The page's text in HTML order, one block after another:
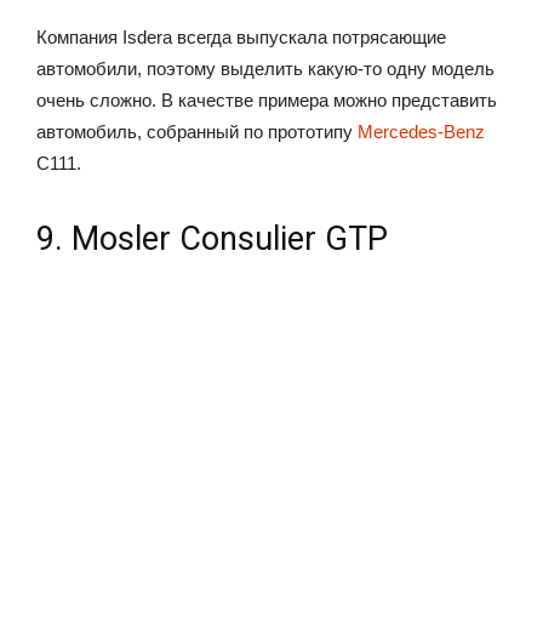
Компания Isdera всегда выпускала потрясающие
автомобили, поэтому выделить какую-то одну модель
очень сложно. В качестве примера можно представить
автомобиль, собранный по прототипу Mercedes-Benz
C111.
9. Mosler Consulier GTP